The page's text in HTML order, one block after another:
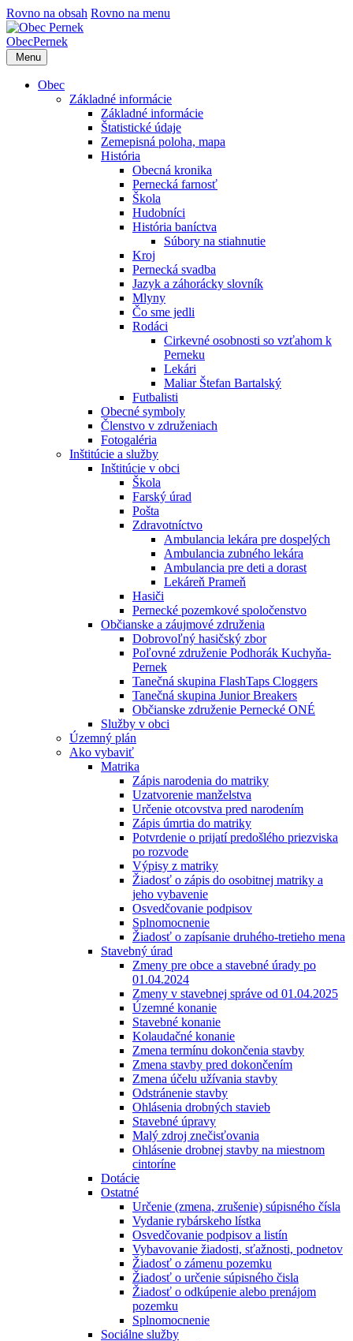
Rovno na obsah Rovno na menu
ObecPernek
Menu
Obec
Základné informácie
Základné informácie
Štatistické údaje
Zemepisná poloha, mapa
História
Obecná kronika
Pernecká farnosť
Škola
Hudobníci
História baníctva
Súbory na stiahnutie
Kroj
Pernecká svadba
Jazyk a záhorácky slovník
Mlyny
Čo sme jedli
Rodáci
Cirkevné osobnosti so vzťahom k
Perneku
Lekári
Maliar Štefan Bartalský
Futbalisti
Obecné symboly
Členstvo v združeniach
Fotogaléria
Inštitúcie a služby
Inštitúcie v obci
Škola
Farský úrad
Pošta
Zdravotníctvo
Ambulancia lekára pre dospelých
Ambulancia zubného lekára
Ambulancia pre deti a dorast
Lekáreň Prameň
Hasiči
Pernecké pozemkové spoločenstvo
Občianske a záujmové združenia
Dobrovoľný hasičský zbor
Poľovné združenie Podhorák Kuchyňa-
Pernek
Tanečná skupina FlashTaps Cloggers
Tanečná skupina Junior Breakers
Občianske združenie Pernecké ONÉ
Služby v obci
Územný plán
Ako vybaviť
Matrika
Zápis narodenia do matriky
Uzatvorenie manželstva
Určenie otcovstva pred narodením
Zápis úmrtia do matriky
Potvrdenie o prijatí predošlého priezviska
po rozvode
Výpisy z matriky
Žiadosť o zápis do osobitnej matriky a
jeho vybavenie
Osvedčovanie podpisov
Splnomocnenie
Žiadosť o zapísanie druhého-tretieho mena
Stavebný úrad
Zmeny pre obce a stavebné úrady po
01.04.2024
Zmeny v stavebnej správe od 01.04.2025
Územné konanie
Stavebné konanie
Kolaudačné konanie
Zmena termínu dokončenia stavby
Zmena stavby pred dokončením
Zmena účelu užívania stavby
Odstránenie stavby
Ohlásenia drobných stavieb
Stavebné úpravy
Malý zdroj znečisťovania
Ohlásenie drobnej stavby na miestnom
cintoríne
Dotácie
Ostatné
Určenie (zmena, zrušenie) súpisného čísla
Vydanie rybárskeho lístka
Osvedčovanie podpisov a listín
Vybavovanie žiadosti, sťažnosti, podnetov
Žiadosť o zámenu pozemku
Žiadosť o určenie súpisného čisla
Žiadosť o odkúpenie alebo prenájom
pozemku
Splnomocnenie
Sociálne služby